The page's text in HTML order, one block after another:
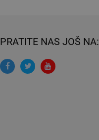
PRATITE NAS JOŠ NA: